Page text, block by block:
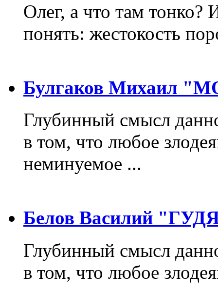
Олег, а что там тонко?
понять: жестокость
Булгаков Михаил
Глубинный смысл
в том, что любое
неминуемое ...
Белов Василий
Глубинный смысл
в том, что любое